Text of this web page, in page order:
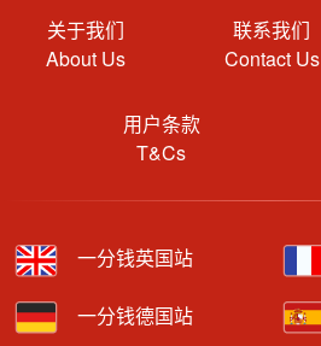
关于我们
About Us
联系我们
Contact Us
用户条款
T&Cs
一分钱英国站
一分钱德国站